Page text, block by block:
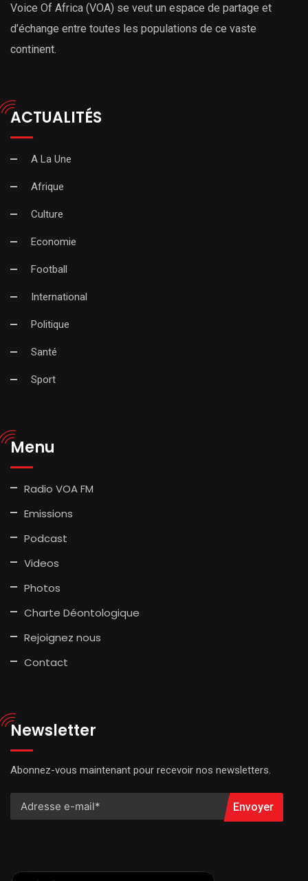
Voice Of Africa (VOA) se veut un espace de partage et
d’échange entre toutes les populations de ce vaste
continent.
ACTUALITÉS
A La Une
Afrique
Culture
Economie
Football
International
Politique
Santé
Sport
Menu
Radio VOA FM
Emissions
Podcast
Videos
Photos
Charte Déontologique
Rejoignez nous
Contact
Newsletter
Abonnez-vous maintenant pour recevoir nos newsletters.
Envoyer